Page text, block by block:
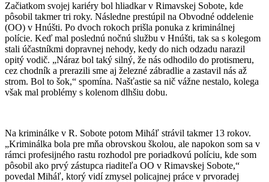
Začiatkom svojej kariéry bol hliadkar v Rimavskej Sobote, kde
pôsobil takmer tri roky. Následne prestúpil na Obvodné oddelenie
(OO) v Hnúšti. Po dvoch rokoch prišla ponuka z kriminálnej
polície. Keď mal poslednú nočnú službu v Hnúšti, tak sa s kolegom
stali účastníkmi dopravnej nehody, kedy do nich odzadu narazil
opitý vodič. „Náraz bol taký silný, že nás odhodilo do protismeru,
cez chodník a prerazili sme aj železné zábradlie a zastavil nás až
strom. Bol to šok,“ spomína. Našťastie sa nič vážne nestalo, kolega
však mal problémy s kolenom dlhšiu dobu.
Na kriminálke v R. Sobote potom Miháľ strávil takmer 13 rokov.
„Kriminálka bola pre mňa obrovskou školou, ale napokon som sa v
rámci profesijného rastu rozhodol pre poriadkovú políciu, kde som
pôsobil ako prvý zástupca riaditeľa OO v Rimavskej Sobote,“
povedal Miháľ, ktorý vidí zmysel policajnej práce v prvoradej